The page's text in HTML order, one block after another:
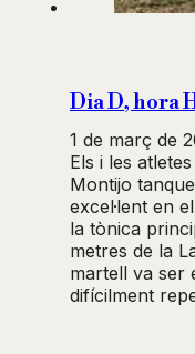
Dia D, hora
1 de març de
Els i les
Montijo
excel·lent en
la tònica
metres de la
martell va ser
difícilment